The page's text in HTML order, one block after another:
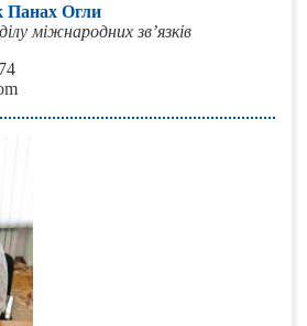
Огли
міжнародних зв’язків